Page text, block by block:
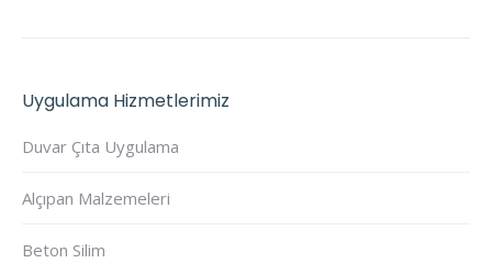
Uygulama Hizmetlerimiz
Duvar Çıta Uygulama
Alçıpan Malzemeleri
Beton Silim